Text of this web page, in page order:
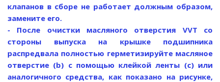
клапанов в сборе не работает должным образом,
замените его.
- После очистки масляного отверстия VVT со
стороны выпуска на крышке подшипника
распредвала полностью герметизируйте масляное
отверстие (b) с помощью клейкой ленты (с) или
аналогичного средства, как показано на рисунке,